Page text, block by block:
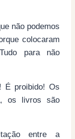
não podemos
colocaram
para não
É proibido! Os
os livros são
entre a